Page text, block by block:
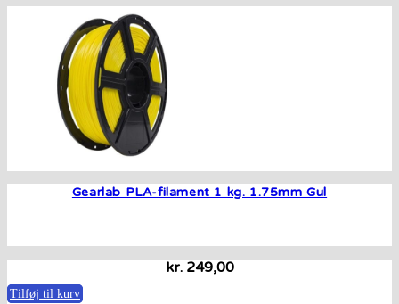
Gearlab PLA-filament 1 kg. 1.75mm Gul
kr.249,00
Tilføj til kurv